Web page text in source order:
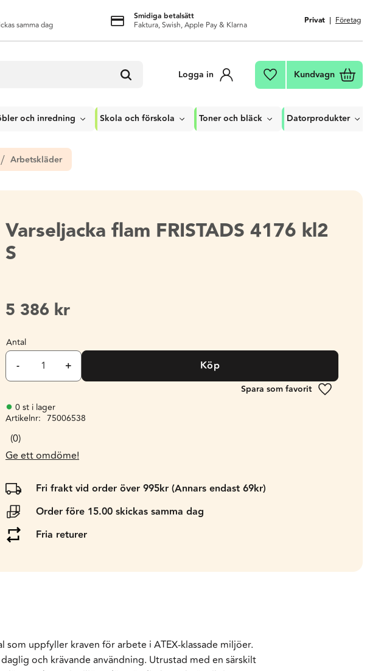
samma dag
Smidiga betalsätt
Faktura, Swish, Apple Pay & Klarna Privat Företag
Logga in Favoriter
Kundvagn
och inredning Skola och förskola Toner och bläck Datorprodukter
Arbetskläder
Varseljacka flam FRISTADS 4176 kl2
S
5 386 kr
Antal
+
- Köp
Lägg till i
0 st i lager
Artikelnr
75006538
0
Ge ett omdöme!
Fri frakt vid order över 995kr (Annars endast 69kr)
Order före 15.00 skickas samma dag
Fria returer
uppfyller kraven för arbete i ATEX-klassade miljöer.
och krävande användning. Utrustad med en särskilt